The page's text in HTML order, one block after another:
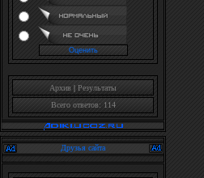
Архив | Результаты
Всего ответов: 114
Друзья сайта